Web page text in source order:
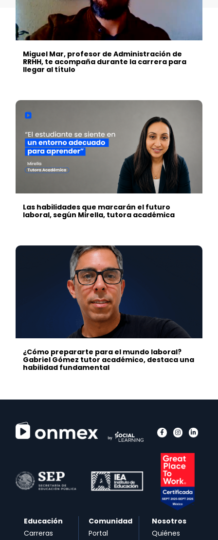
Miguel Mar, profesor de Administración de
RRHH, te acompaña durante la carrera para
llegar al título
Las habilidades que marcarán el futuro
laboral, según Mirella, tutora académica
¿Cómo prepararte para el mundo laboral?
Gabriel Gómez tutor académico, destaca una
habilidad fundamental
Educación
Carreras
Comunidad
Portal
Nosotros
Quiénes